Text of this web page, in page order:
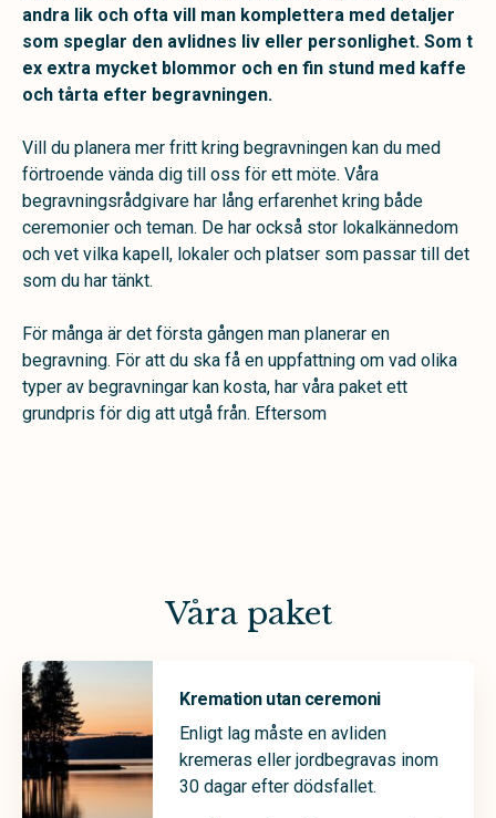
andra lik och ofta vill man komplettera med detaljer
som speglar den avlidnes liv eller personlighet. Som t
ex extra mycket blommor och en fin stund med kaffe
och tårta efter begravningen.
Vill du planera mer fritt kring begravningen kan du med
förtroende vända dig till oss för ett möte. Våra
begravningsrådgivare har lång erfarenhet kring både
ceremonier och teman. De har också stor lokalkännedom
och vet vilka kapell, lokaler och platser som passar till det
som du har tänkt.
För många är det första gången man planerar en
begravning. För att du ska få en uppfattning om vad olika
typer av begravningar kan kosta, har våra paket ett
grundpris för dig att utgå från. Eftersom
Våra paket
Kremation utan ceremoni
Enligt lag måste en avliden
kremeras eller jordbegravas inom
30 dagar efter dödsfallet.